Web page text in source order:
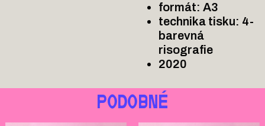
formát: A3
technika tisku: 4-
barevná
risografie
2020
PODOBNÉ